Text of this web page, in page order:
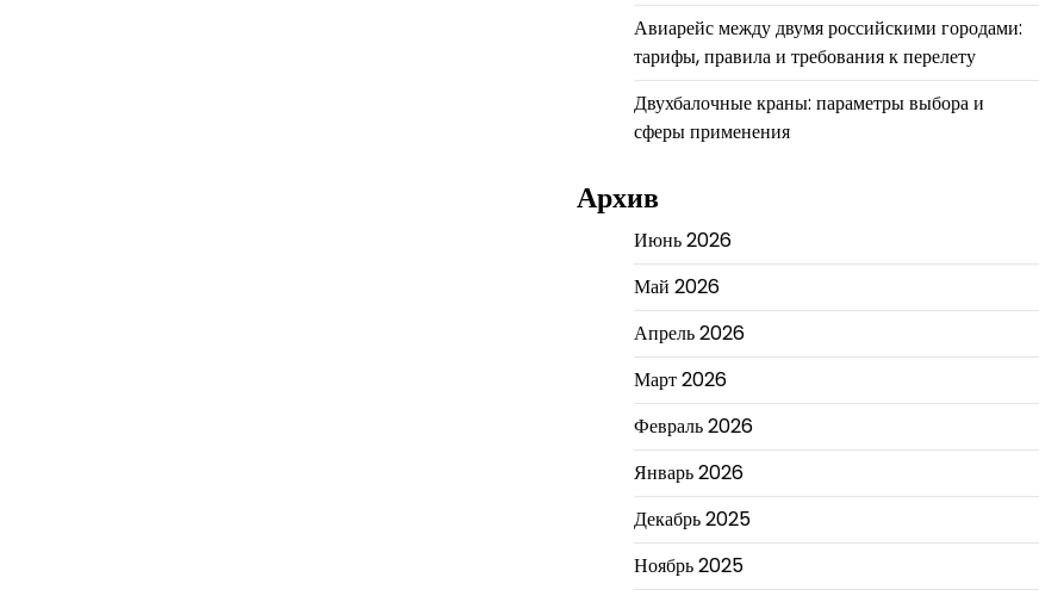
Авиарейс между двумя российскими городами:
тарифы, правила и требования к перелету
Двухбалочные краны: параметры выбора и
сферы применения
Архив
Июнь 2026
Май 2026
Апрель 2026
Март 2026
Февраль 2026
Январь 2026
Декабрь 2025
Ноябрь 2025